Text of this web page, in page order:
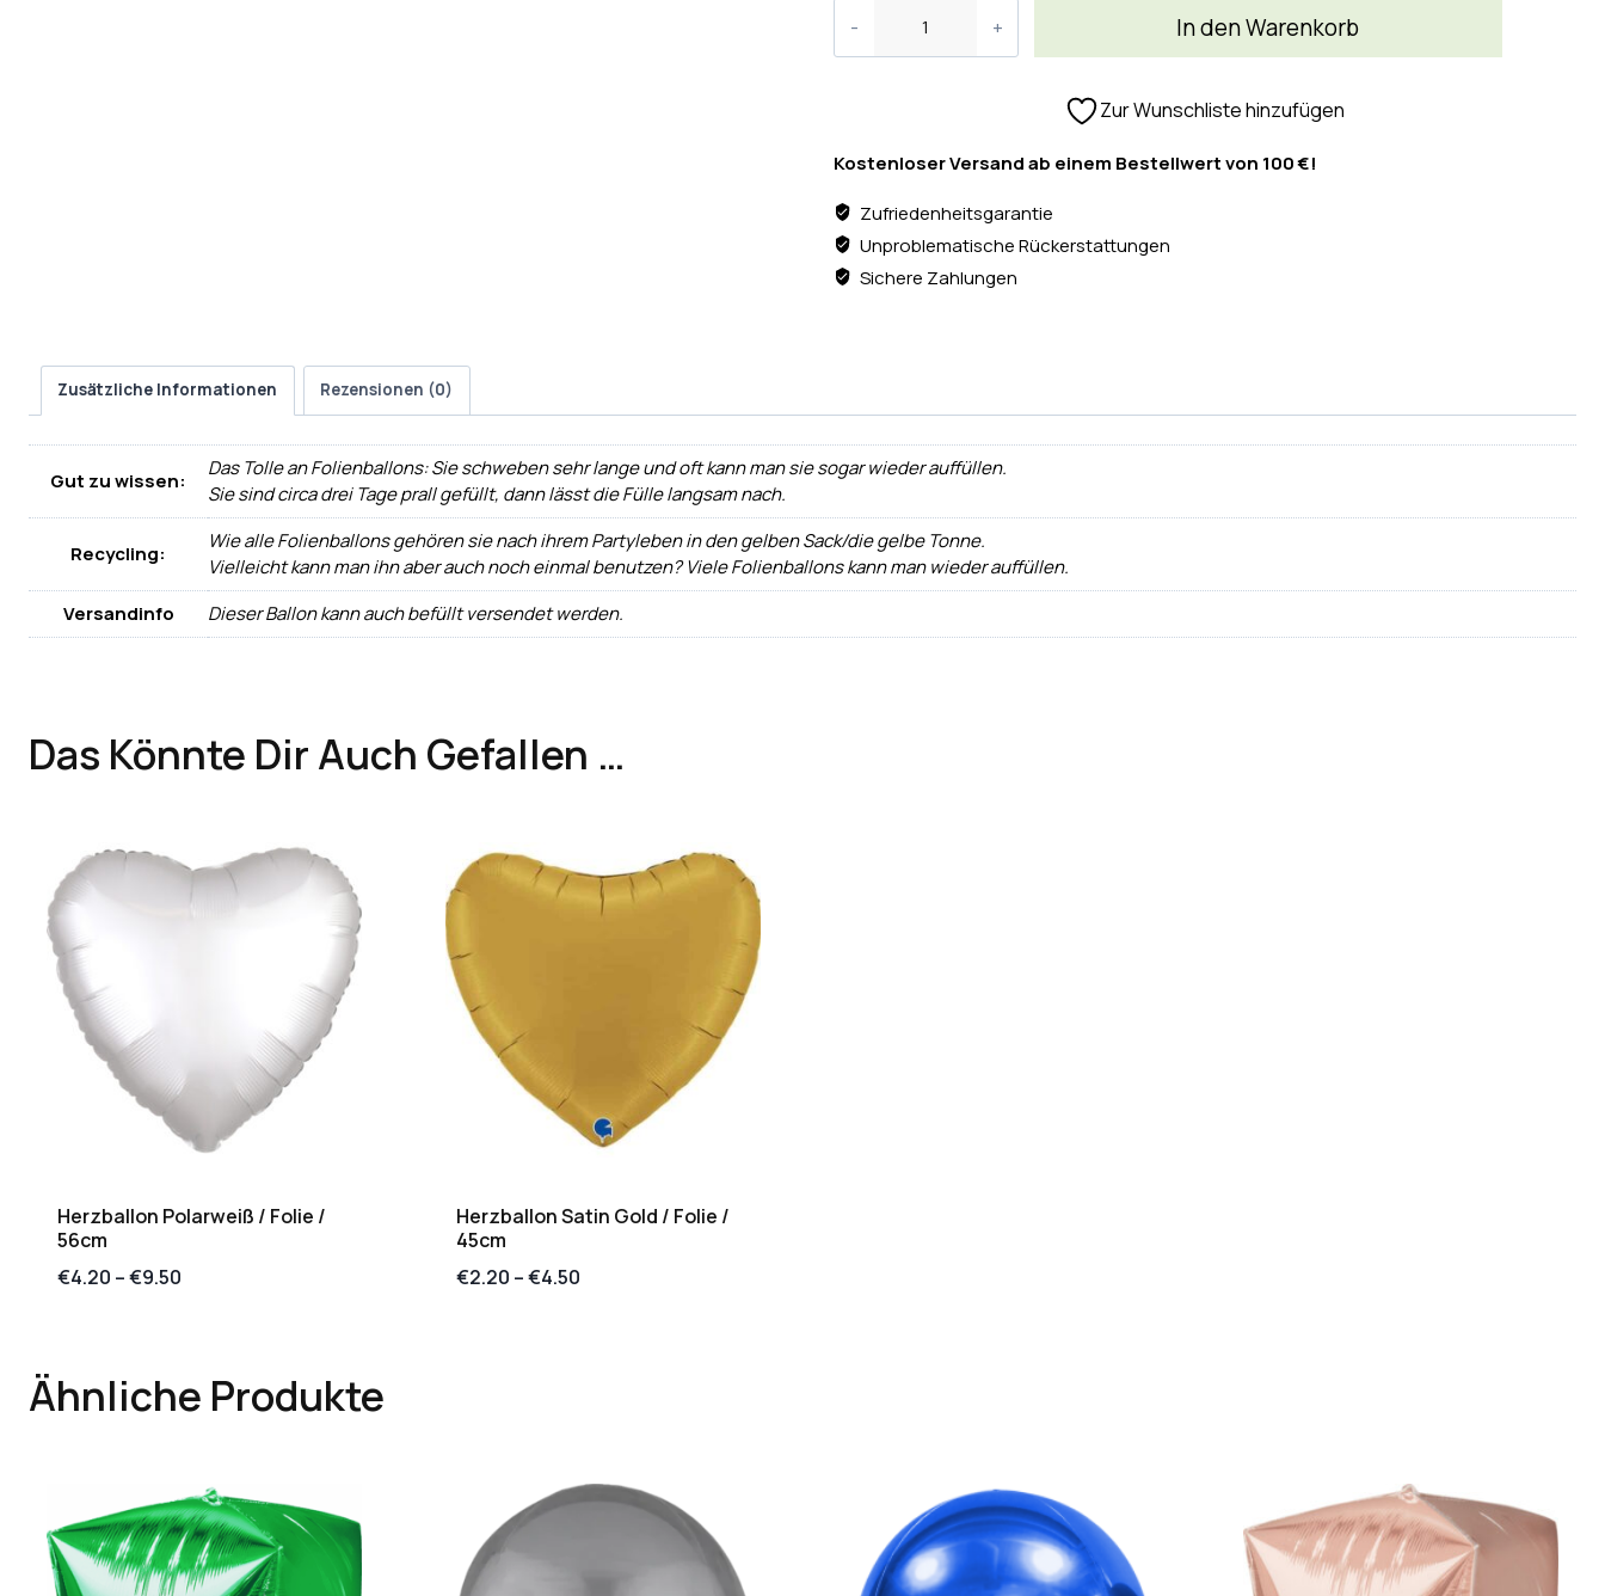
In den Warenkorb
Zur Wunschliste hinzufügen
Kostenloser Versand ab einem Bestellwert von 100 €!
Zufriedenheitsgarantie
Unproblematische Rückerstattungen
Sichere Zahlungen
Zusätzliche Informationen Rezensionen (0)
Gut zu wissen:
Das Tolle an Folienballons: Sie schweben sehr lange und oft kann man sie sogar wieder auffüllen.
Sie sind circa drei Tage prall gefüllt, dann lässt die Fülle langsam nach.
Recycling:
Wie alle Folienballons gehören sie nach ihrem Partyleben in den gelben Sack/die gelbe Tonne.
Vielleicht kann man ihn aber auch noch einmal benutzen? Viele Folienballons kann man wieder auffüllen.
Versandinfo
Dieser Ballon kann auch befüllt versendet werden.
Das Könnte Dir Auch Gefallen …
Herzballon Polarweiß / Folie /
56cm
€4.20 –€9.50
Herzballon Satin Gold / Folie /
45cm
€2.20 –€4.50
Ähnliche Produkte